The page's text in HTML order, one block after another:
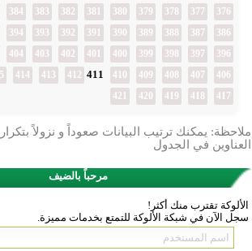
376
377
378
379
380
381
382
383
384
386
387
388
389
390
391
392
393
394
396
397
398
399
400
401
402
403
404
406
407
408
409
410
412
413
414
417
418
419
420
421
ملاحظة: يمكنك ترتيب البيانات صعوداً و نزولاً
العناوين في الجدول
مرحباً بالضيف
الألوكة تقترب منك أكثر!
سجل الآن في شبكة الألوكة للتمتع بخدمات مميزة.